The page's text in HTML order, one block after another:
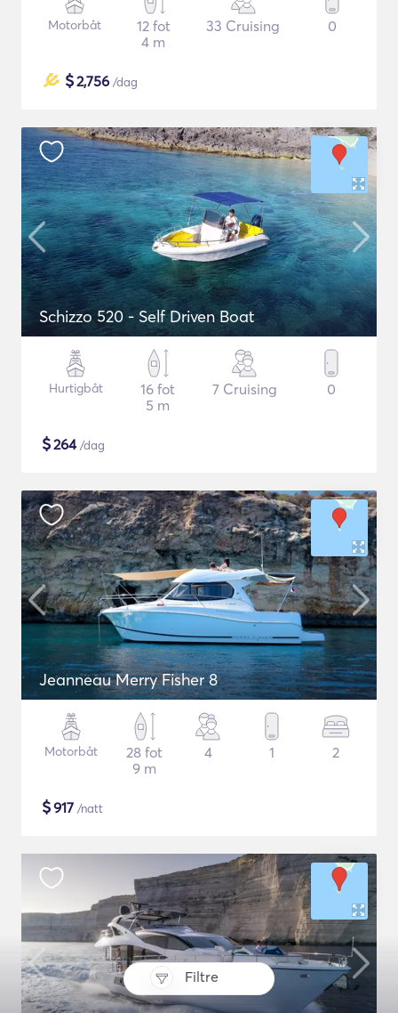
Filtre
Motorbåt
12 fot
4 m
33 Cruising 0
$2,756 /dag
Schizzo 520 - Self Driven Boat
Hurtigbåt
16 fot
5 m
7 Cruising 0
$264/dag
Jeanneau Merry Fisher 8
Motorbåt
28 fot
9 m
4 1 2
$917 /natt